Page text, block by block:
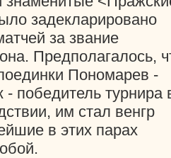
задекларировано
за звание
Предполагалось,
Пономарев -
победитель турнира
им стал венгр
в этих парах